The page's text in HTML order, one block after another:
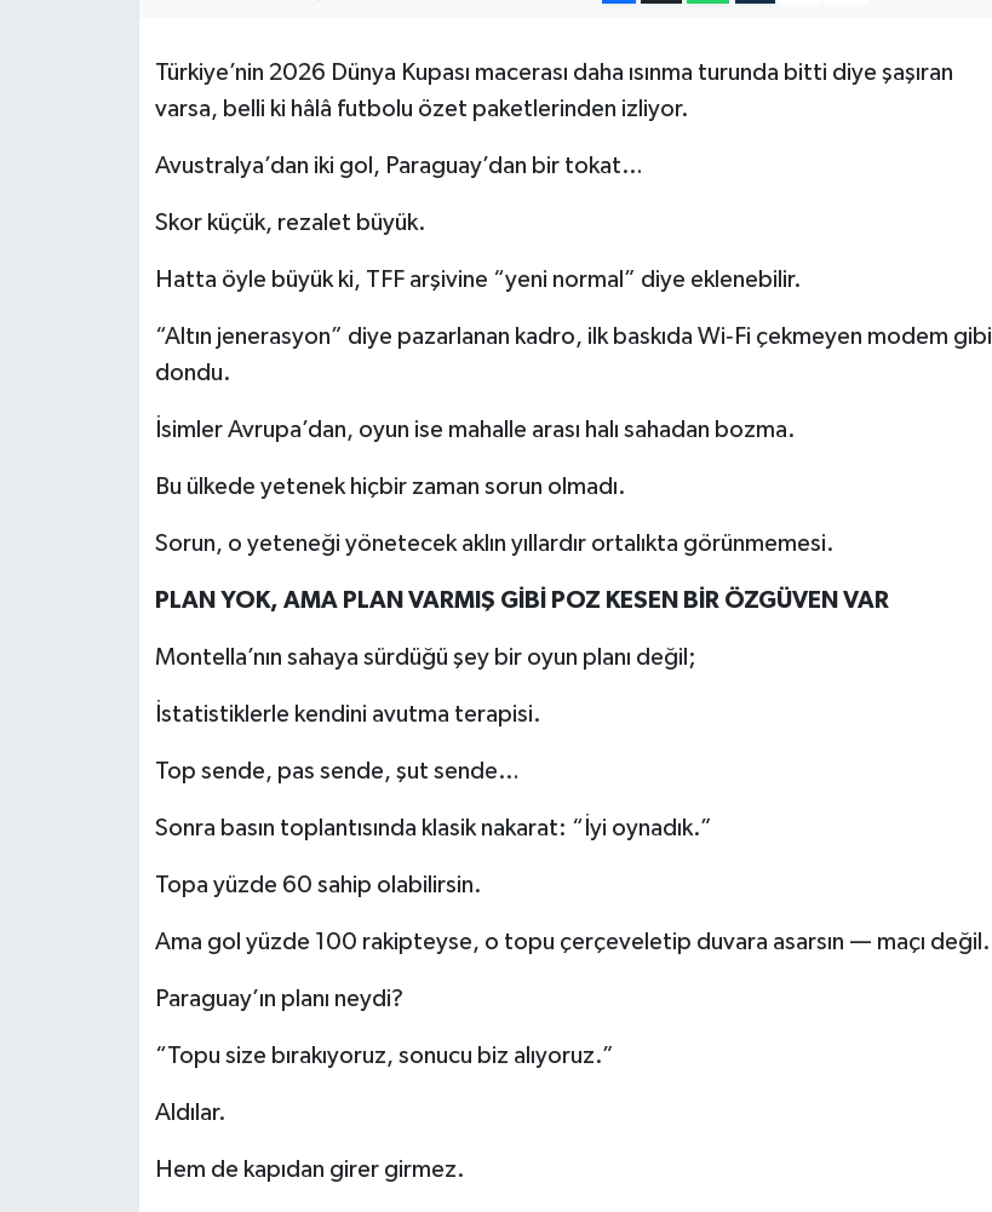
Türkiye’nin 2026 Dünya Kupası macerası daha ısınma turunda bitti diye şaşıran
varsa, belli ki hâlâ futbolu özet paketlerinden izliyor.
Avustralya’dan iki gol, Paraguay’dan bir tokat…
Skor küçük, rezalet büyük.
Hatta öyle büyük ki, TFF arşivine “yeni normal” diye eklenebilir.
“Altın jenerasyon” diye pazarlanan kadro, ilk baskıda Wi‑Fi çekmeyen modem gibi
dondu.
İsimler Avrupa’dan, oyun ise mahalle arası halı sahadan bozma.
Bu ülkede yetenek hiçbir zaman sorun olmadı.
Sorun, o yeteneği yönetecek aklın yıllardır ortalıkta görünmemesi.
PLAN YOK, AMA PLAN VARMIŞ GİBİ POZ KESEN BİR ÖZGÜVEN VAR
Montella’nın sahaya sürdüğü şey bir oyun planı değil;
İstatistiklerle kendini avutma terapisi.
Top sende, pas sende, şut sende…
Sonra basın toplantısında klasik nakarat: “İyi oynadık.”
Topa yüzde 60 sahip olabilirsin.
Ama gol yüzde 100 rakipteyse, o topu çerçeveletip duvara asarsın — maçı değil.
Paraguay’ın planı neydi?
“Topu size bırakıyoruz, sonucu biz alıyoruz.”
Aldılar.
Hem de kapıdan girer girmez.